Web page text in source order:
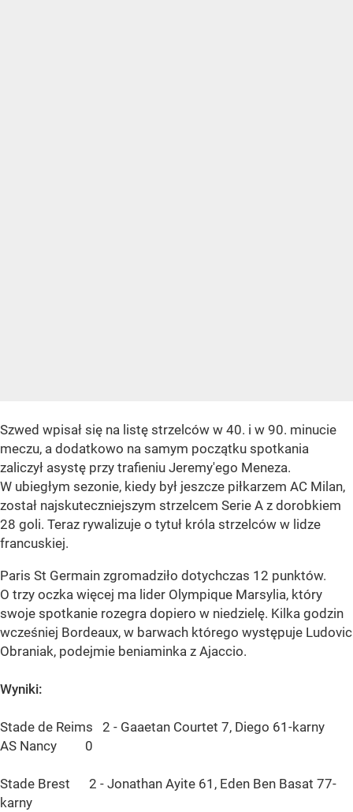
Szwed wpisał się na listę strzelców w 40. i w 90. minucie
meczu, a dodatkowo na samym początku spotkania
zaliczył asystę przy trafieniu Jeremy'ego Meneza.
W ubiegłym sezonie, kiedy był jeszcze piłkarzem AC Milan,
został najskuteczniejszym strzelcem Serie A z dorobkiem
28 goli. Teraz rywalizuje o tytuł króla strzelców w lidze
francuskiej.
Paris St Germain zgromadziło dotychczas 12 punktów.
O trzy oczka więcej ma lider Olympique Marsylia, który
swoje spotkanie rozegra dopiero w niedzielę. Kilka godzin
wcześniej Bordeaux, w barwach którego występuje Ludovic
Obraniak, podejmie beniaminka z Ajaccio.
Wyniki:
Stade de Reims 2 - Gaaetan Courtet 7, Diego 61-karny
AS Nancy 0
Stade Brest 2 - Jonathan Ayite 61, Eden Ben Basat 77-
karny